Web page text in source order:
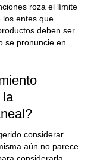
roza el límite
los entes que
deben ser
se pronuncie en
la
considerar
aún no parece